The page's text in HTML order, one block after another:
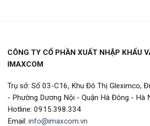
CÔNG TY CỔ PHẦN XUẤT NHẬP KHẨU
IMAXCOM
Trụ sở: Số 03-C16, Khu Đô Thị Gleximco,
- Phường Dương Nội - Quận Hà Đông - Hà
Hotline: 0915.398.334
Email: info@imaxcom.vn